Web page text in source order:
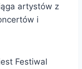
artystów z
i
Festiwal